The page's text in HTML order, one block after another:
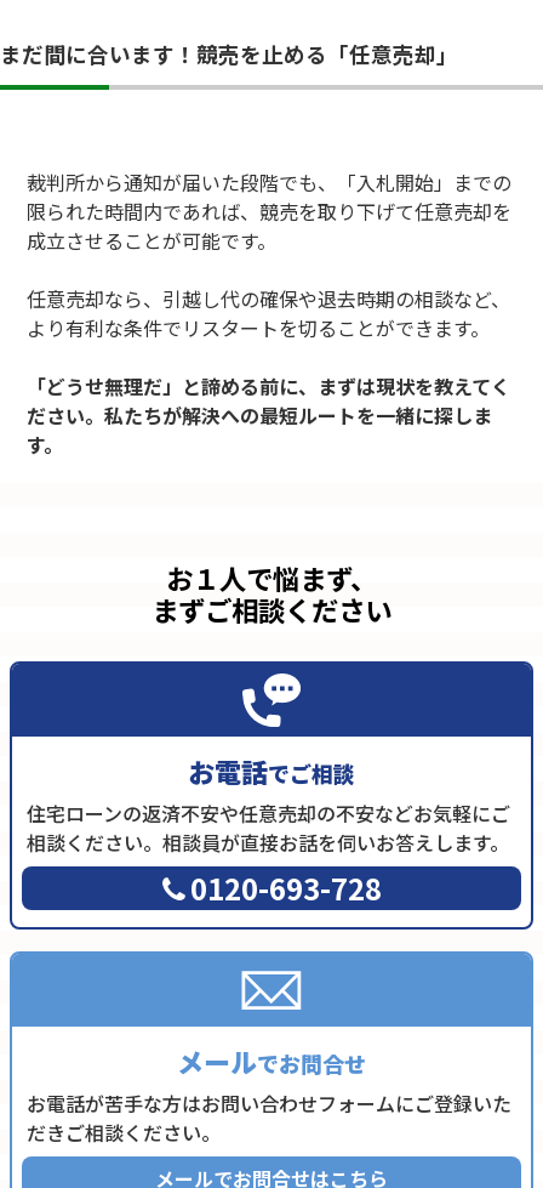
まだ間に合います！競売を止める「任意売却」
裁判所から通知が届いた段階でも、「入札開始」までの
限られた時間内であれば、競売を取り下げて任意売却を
成立させることが可能です。
任意売却なら、引越し代の確保や退去時期の相談など、
より有利な条件でリスタートを切ることができます。
「どうせ無理だ」と諦める前に、まずは現状を教えてく
ださい。私たちが解決への最短ルートを一緒に探しま
す。
お１人で悩まず、
まずご相談ください
お電話でご相談
住宅ローンの返済不安や任意売却の不安などお気軽にご
相談ください。相談員が直接お話を伺いお答えします。
0120-693-728
メールでお問合せ
お電話が苦手な方はお問い合わせフォームにご登録いた
だきご相談ください。
メールでお問合せはこちら